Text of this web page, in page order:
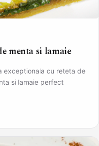
menta si lamaie
exceptionala cu reteta de
si lamaie perfect